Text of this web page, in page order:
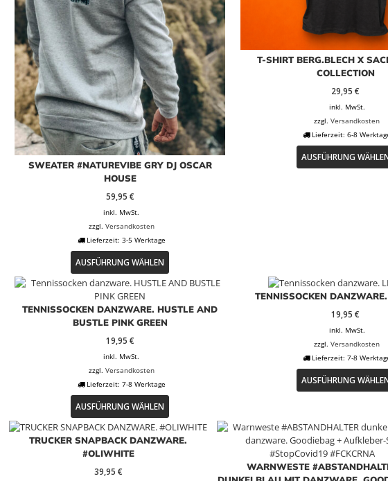
SWEATER #NATUREVIBE GRY DJ OSCAR
HOUSE
59,95 €
inkl. MwSt.
zzgl. Versandkosten
Lieferzeit: 3-5 Werktage
AUSFÜHRUNG WÄHLEN
Dieses
weist
Varianten
Produktseite
werden
T-SHIRT BERG.BLECH X
COLLECTION
29,95€
inkl. MwSt.
zzgl.Versandkosten
Lieferzeit:6-8
AUSFÜHRUNG
TENNISSOCKEN DANZWARE. HUSTLE AND
BUSTLE PINK GREEN
19,95 €
inkl. MwSt.
zzgl. Versandkosten
Lieferzeit: 7-8 Werktage
AUSFÜHRUNG WÄHLEN
Dieses
weist
mehrere
TENNISSOCKEN
19,95€
inkl. MwSt.
zzgl.Versandkosten
Lieferzeit:7-8
AUSFÜHRUNG
TRUCKER SNAPBACK DANZWARE.
#OLIWHITE
39,95 €
WARNWESTE